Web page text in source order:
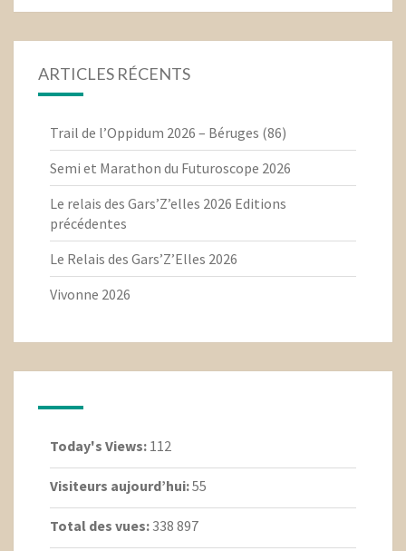
ARTICLES RÉCENTS
Trail de l’Oppidum 2026 – Béruges (86)
Semi et Marathon du Futuroscope 2026
Le relais des Gars’Z’elles 2026 Editions
précédentes
Le Relais des Gars’Z’Elles 2026
Vivonne 2026
Today's Views: 112
Visiteurs aujourd’hui:55
Total des vues: 338 897